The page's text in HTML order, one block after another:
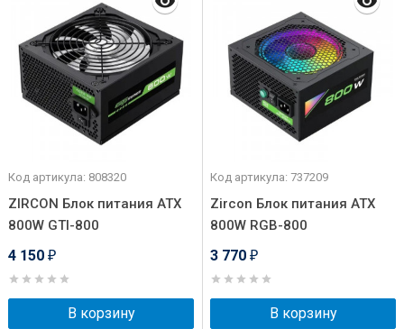
Код артикула: 808320
ZIRCON Блок питания ATX
800W GTI-800
4 150 ₽
В корзину
Код артикула: 737209
Zircon Блок питания ATX
800W RGB-800
3 770 ₽
В корзину